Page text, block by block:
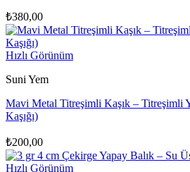
₺380,00
Hızlı Görünüm
Suni Yem
Mavi Metal Titreşimli Kaşık – Titreşimli
Kaşığı)
₺200,00
Hızlı Görünüm